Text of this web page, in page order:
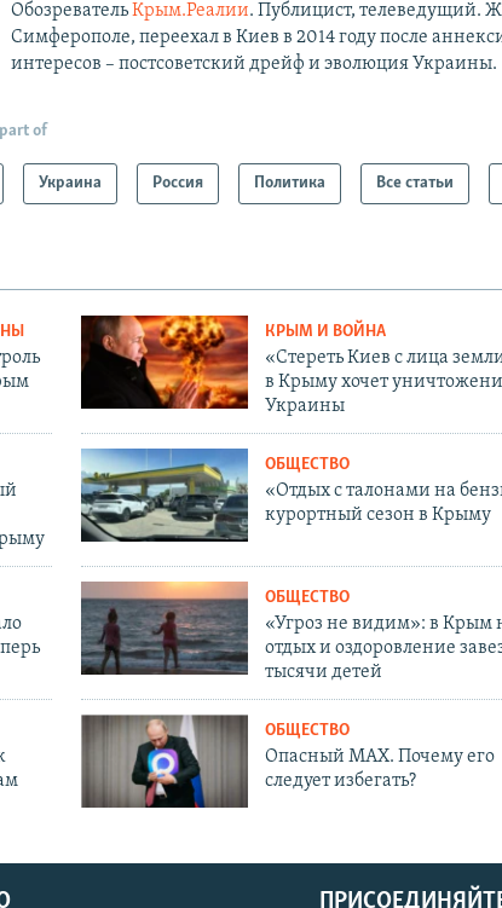
ОбозревательКрым.Реалии. Публицист, телеведущий.
Симферополе, переехал в Киев в 2014 году после
интересов – постсоветский дрейф и эволюция Украины.
of
Украина Россия Политика Все статьи
КРЫМ И ВОЙНА
«Стереть Киев с лица
в Крыму хочет
Украины
ОБЩЕСТВО
«Отдых с талонами на
курортный сезон в Крыму
ОБЩЕСТВО
«Угроз не видим»: в Крым
отдых и оздоровление
тысячи детей
ОБЩЕСТВО
Опасный MAX. Почему его
следует избегать?